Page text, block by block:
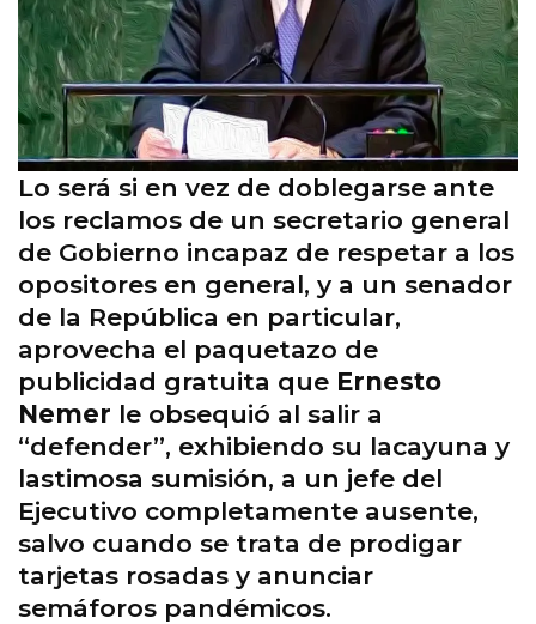
Lo será si en vez de doblegarse ante
los reclamos de un secretario general
de Gobierno incapaz de respetar a los
opositores en general, y a un senador
de la República en particular,
aprovecha el paquetazo de
publicidad gratuita que Ernesto
Nemer le obsequió al salir a
“defender”, exhibiendo su lacayuna y
lastimosa sumisión, a un jefe del
Ejecutivo completamente ausente,
salvo cuando se trata de prodigar
tarjetas rosadas y anunciar
semáforos pandémicos.